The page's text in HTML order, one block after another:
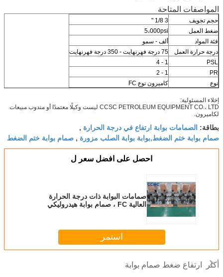
المواصفات المتاحة
حجم تجويف
3 1/8 "
ضغط العمل
5،000psi
فئة المواد
ألف - سمو
درجة حرارة العمل
75 درجة فهرنهايت - 350 درجة فهرنهايت
PSL
1 - 4
PR
1 - 2
نوع
كاميرون نوع FC
إخلاء المسئولية:
CCSC PETROLEUM EQUIPMENT CO.، LTD ليست وكيلًا معتمدًا أو مندوب مبيعات
لكاميرون.
بطاقة: الصمامات بوابة ارتفاع في درجة الحرارة ,
صمام بوابة ختم الضغط,بوابة بوابة الصلب مزورة , صمام بوابة ختم الضغط
احصل على افضل سعر ل
صمامات البوابة ذات درجة الحرارة
العالية FC ، صمام بوابة هيدروليكي
استمر
أكثر ارتفاع ضغط صمام بوابة